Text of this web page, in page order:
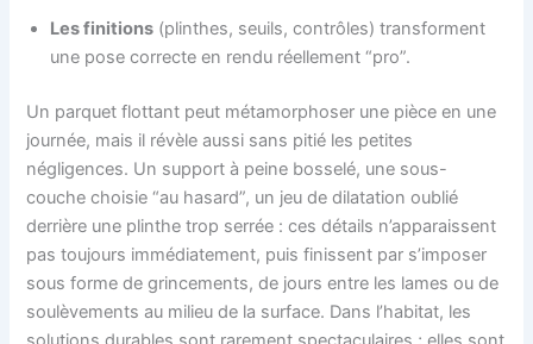
Les finitions (plinthes, seuils, contrôles) transforment
une pose correcte en rendu réellement “pro”.
Un parquet flottant peut métamorphoser une pièce en une
journée, mais il révèle aussi sans pitié les petites
négligences. Un support à peine bosselé, une sous-
couche choisie “au hasard”, un jeu de dilatation oublié
derrière une plinthe trop serrée : ces détails n’apparaissent
pas toujours immédiatement, puis finissent par s’imposer
sous forme de grincements, de jours entre les lames ou de
soulèvements au milieu de la surface. Dans l’habitat, les